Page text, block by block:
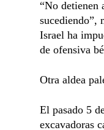
“No detienen
sucediendo”,
Israel ha
de ofensiva
Otra aldea
El pasado 5
excavadoras